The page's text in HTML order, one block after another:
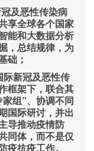
及恶性传染病
享全球各个国家
能和大数据分析
，总结规律，为
础；
际新冠及恶性传
框架下，联合其
组 ”、协调不同
国际研讨，并出
导推动疫情防
同体，而不是仅
疫抗疫工作。